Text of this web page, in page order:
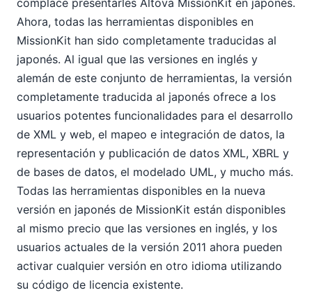
Nueva función: Escritura de scripts auténticos en
StyleVision®
MissionKit 2011 ya está disponible en japonés
Altova recibe el premio "Mejor de Beverly" de 2010
Nueva función del software: Creación de gráficos en
DatabaseSpy 2011
11
2009
2008
2007
Ahora, todas las herramientas disponibles en
MissionKit han sido completamente traducidas al
japonés. Al igual que las versiones en inglés y
alemán de este conjunto de herramientas, la versión
completamente traducida al japonés ofrece a los
usuarios potentes funcionalidades para el desarrollo
de XML y web, el mapeo e integración de datos, la
representación y publicación de datos XML, XBRL y
de bases de datos, el modelado UML, y mucho más.
Todas las herramientas disponibles en la nueva
versión en japonés de MissionKit están disponibles
al mismo precio que las versiones en inglés, y los
usuarios actuales de la versión 2011 ahora pueden
activar cualquier versión en otro idioma utilizando
su código de licencia existente.